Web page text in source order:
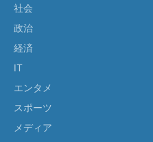
社会
政治
経済
IT
エンタメ
スポーツ
メディア